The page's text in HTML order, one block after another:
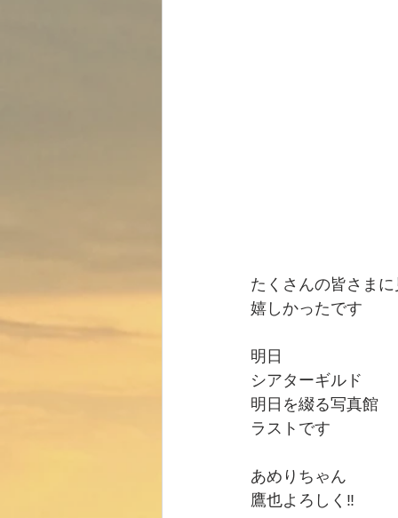
たくさんの皆さま
嬉しかったです
明日
シアターギルド
明日を綴る写真館
ラストです
あめりちゃん
鷹也よろしく‼️